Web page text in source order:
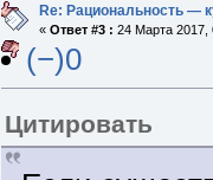
Re: Рациональность —
« Ответ #3 : 24 Марта 2017,
(−)0
Цитировать